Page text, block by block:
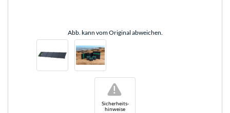
Abb. kann vom Original abweichen.
Sicherheits-
hinweise
!